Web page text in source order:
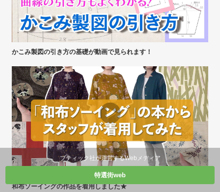
かこみ製図の引き方の基礎が動画で見られます！
和布ソーイングの作品を着用しました★
ブティック社が運営するWebメディア
特選街web